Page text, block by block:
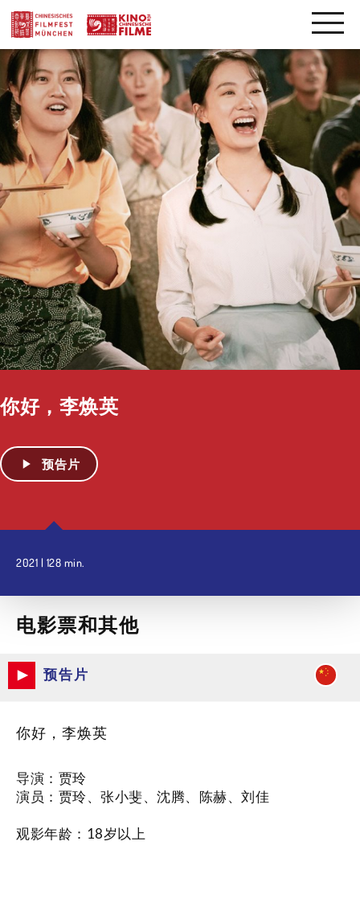
你好，李焕英
预告片
2021 | 128 min.
电影票和其他
预告片
你好，李焕英
导演：贾玲
演员：贾玲、张小斐、沈腾、陈赫、刘佳
观影年龄：18岁以上